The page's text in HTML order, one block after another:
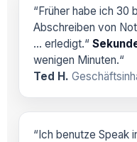
“Früher habe ich 30
Abschreiben von
… erledigt.“
wenigen Minuten.“
Ted H.
“Ich benutze Speak